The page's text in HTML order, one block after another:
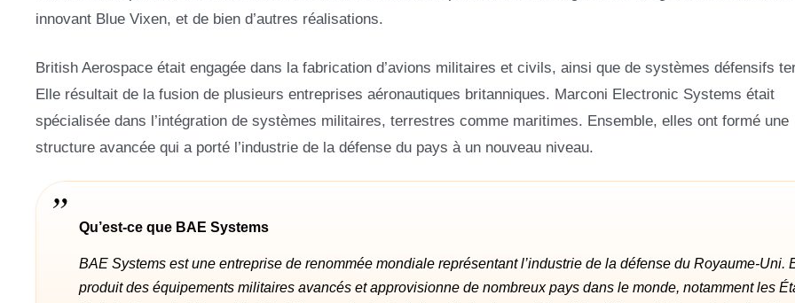
innovant Blue Vixen, et de bien d’autres réalisations.
British Aerospace était engagée dans la fabrication d’avions militaires et civils, ainsi que de systèmes défensifs
Elle résultait de la fusion de plusieurs entreprises aéronautiques britanniques. Marconi Electronic Systems était
spécialisée dans l’intégration de systèmes militaires, terrestres comme maritimes. Ensemble, elles ont formé une
structure avancée qui a porté l’industrie de la défense du pays à un nouveau niveau.
Qu’est-ce que BAE Systems
BAE Systems est une entreprise de renommée mondiale représentant l’industrie de la défense du Royaume-Uni.
produit des équipements militaires avancés et approvisionne de nombreux pays dans le monde, notamment les